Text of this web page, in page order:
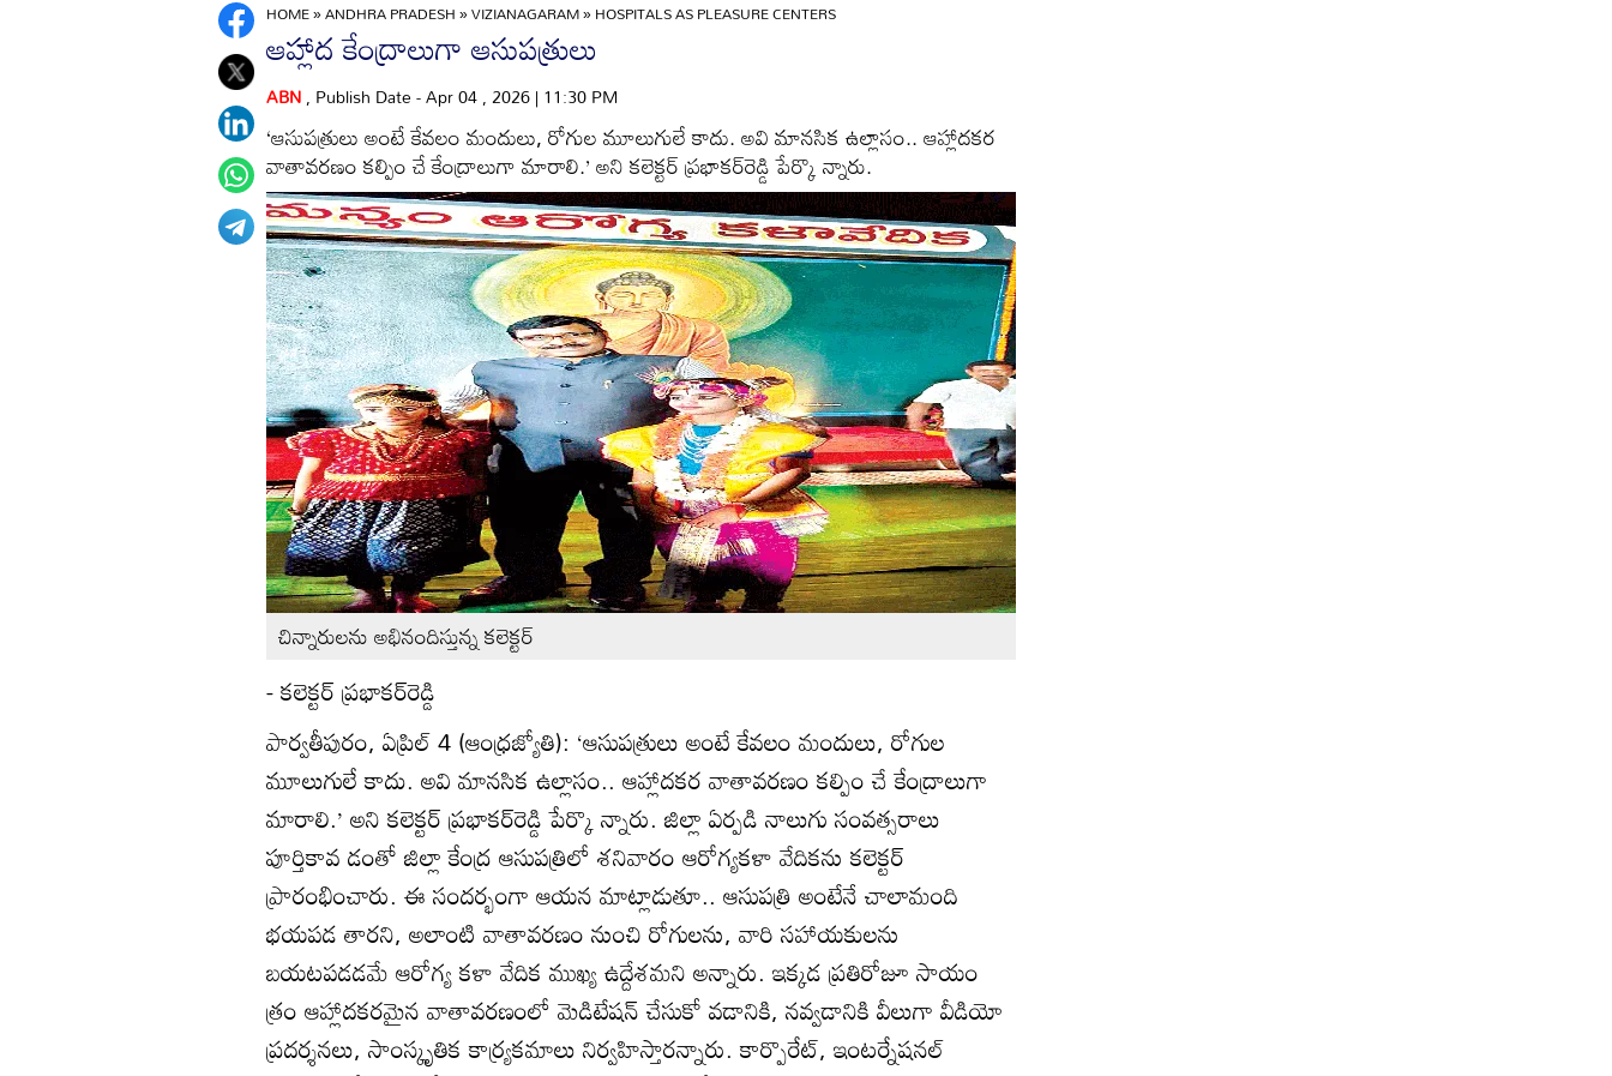
HOME»ANDHRA PRADESH»VIZIANAGARAM»HOSPITALS AS PLEASURE CENTERS
ఆహ్లాద కేంద్రాలుగా ఆసుపత్రులు
ABN, Publish Date - Apr 04 , 2026 | 11:30 PM
‘ఆసుపత్రులు అంటే కేవలం మందులు, రోగుల మూలుగులే కాదు. అవి మానసిక ఉల్లాసం.. ఆహ్లాదకర
వాతావరణం కల్పిం చే కేంద్రాలుగా మారాలి.’ అని కలెక్టర్‌ ప్రభాకర్‌రెడ్డి పేర్కొ న్నారు.
చిన్నారులను అభినందిస్తున్న కలెక్టర్‌
- కలెక్టర్‌ ప్రభాకర్‌రెడ్డి
పార్వతీపురం, ఏప్రిల్‌ 4 (ఆంధ్రజ్యోతి): ‘ఆసుపత్రులు అంటే కేవలం మందులు, రోగుల
మూలుగులే కాదు. అవి మానసిక ఉల్లాసం.. ఆహ్లాదకర వాతావరణం కల్పిం చే కేంద్రాలుగా
మారాలి.’ అని కలెక్టర్‌ ప్రభాకర్‌రెడ్డి పేర్కొ న్నారు. జిల్లా ఏర్పడి నాలుగు సంవత్సరాలు
పూర్తికావ డంతో జిల్లా కేంద్ర ఆసుపత్రిలో శనివారం ఆరోగ్యకళా వేదికను కలెక్టర్‌
ప్రారంభించారు. ఈ సందర్భంగా ఆయన మాట్లాడుతూ.. ఆసుపత్రి అంటేనే చాలామంది
భయపడ తారని, అలాంటి వాతావరణం నుంచి రోగులను, వారి సహాయకులను
బయటపడడమే ఆరోగ్య కళా వేదిక ముఖ్య ఉద్దేశమని అన్నారు. ఇక్కడ ప్రతిరోజూ సాయం
త్రం ఆహ్లాదకరమైన వాతావరణంలో మెడిటేషన్‌ చేసుకో వడానికి, నవ్వడానికి వీలుగా వీడియో
ప్రదర్శనలు, సాంస్కృతిక కార్య్రకమాలు నిర్వహిస్తారన్నారు. కార్పొరేట్‌, ఇంటర్నేషనల్‌